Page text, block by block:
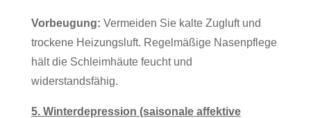
Vorbeugung: Vermeiden Sie kalte Zugluft und
trockene Heizungsluft. Regelmäßige Nasenpflege
hält die Schleimhäute feucht und
widerstandsfähig.
5. Winterdepression (saisonale affektive